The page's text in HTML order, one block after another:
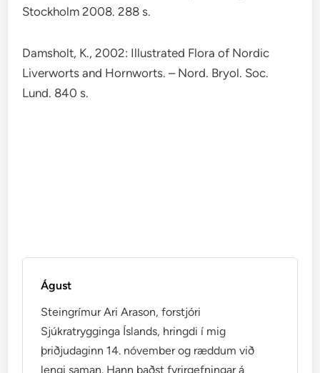
Stockholm 2008. 288 s.
Damsholt, K., 2002: Illustrated Flora of Nordic
Liverworts and Hornworts. – Nord. Bryol. Soc.
Lund. 840 s.
Águst
Steingrímur Ari Arason, forstjóri
Sjúkratrygginga Íslands, hringdi í mig
þriðjudaginn 14. nóvember og ræddum við
lengi saman. Hann baðst fyrirgefningar á